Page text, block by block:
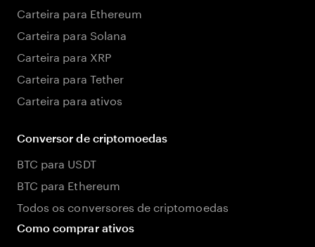
Carteira para Ethereum
Carteira para Solana
Carteira para XRP
Carteira para Tether
Carteira para ativos
Conversor de criptomoedas
BTC para USDT
BTC para Ethereum
Todos os conversores de criptomoedas
Como comprar ativos